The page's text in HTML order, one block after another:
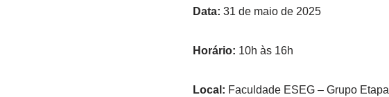
Data: 31 de maio de 2025
Horário: 10h às 16h
Local: Faculdade ESEG – Grupo Etapa